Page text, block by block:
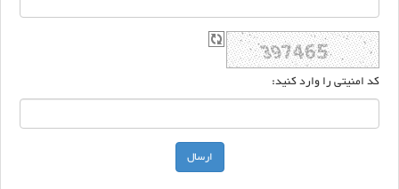
کد امنیتی را وارد کنید: